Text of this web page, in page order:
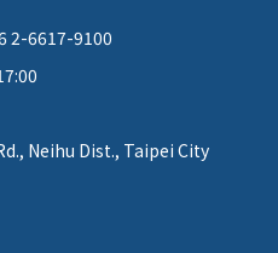
2-6617-9100
Neihu Dist., Taipei City